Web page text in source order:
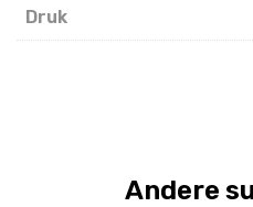
Druk
Andere